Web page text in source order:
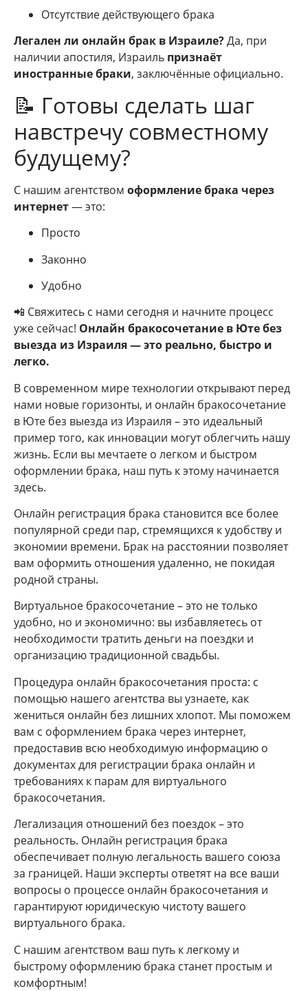
Отсутствие действующего брака
Легален ли онлайн брак в Израиле?Да, при
наличии апостиля, Израиль признаёт
иностранные браки, заключённые официально.
📝 Готовы сделать шаг
навстречу совместному
будущему?
С нашим агентством оформление брака через
интернет— это:
Просто
Законно
Удобно
📲 Свяжитесь с нами сегодня и начните процесс
уже сейчас! Онлайн бракосочетание в Юте без
выезда из Израиля — это реально, быстро и
легко.
В современном мире технологии открывают перед
нами новые горизонты, и онлайн бракосочетание
в Юте без выезда из Израиля – это идеальный
пример того, как инновации могут облегчить нашу
жизнь. Если вы мечтаете о легком и быстром
оформлении брака, наш путь к этому начинается
здесь.
Онлайн регистрация брака становится все более
популярной среди пар, стремящихся к удобству и
экономии времени. Брак на расстоянии позволяет
вам оформить отношения удаленно, не покидая
родной страны.
Виртуальное бракосочетание – это не только
удобно, но и экономично: вы избавляетесь от
необходимости тратить деньги на поездки и
организацию традиционной свадьбы.
Процедура онлайн бракосочетания проста: с
помощью нашего агентства вы узнаете, как
жениться онлайн без лишних хлопот. Мы поможем
вам с оформлением брака через интернет,
предоставив всю необходимую информацию о
документах для регистрации брака онлайн и
требованиях к парам для виртуального
бракосочетания.
Легализация отношений без поездок – это
реальность. Онлайн регистрация брака
обеспечивает полную легальность вашего союза
за границей. Наши эксперты ответят на все ваши
вопросы о процессе онлайн бракосочетания и
гарантируют юридическую чистоту вашего
виртуального брака.
С нашим агентством ваш путь к легкому и
быстрому оформлению брака станет простым и
комфортным!